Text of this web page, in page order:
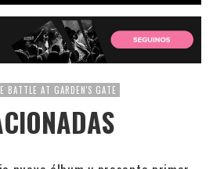
BATTLE AT GARDEN'S GATE